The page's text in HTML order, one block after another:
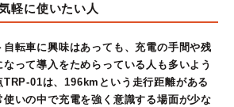
軽に使いたい人
自転車に興味はあっても、充電の手間や残
って導入をためらっている人も多いよう
TRP-01は、196kmという走行距離がある
使いの中で充電を強く意識する場面が少な